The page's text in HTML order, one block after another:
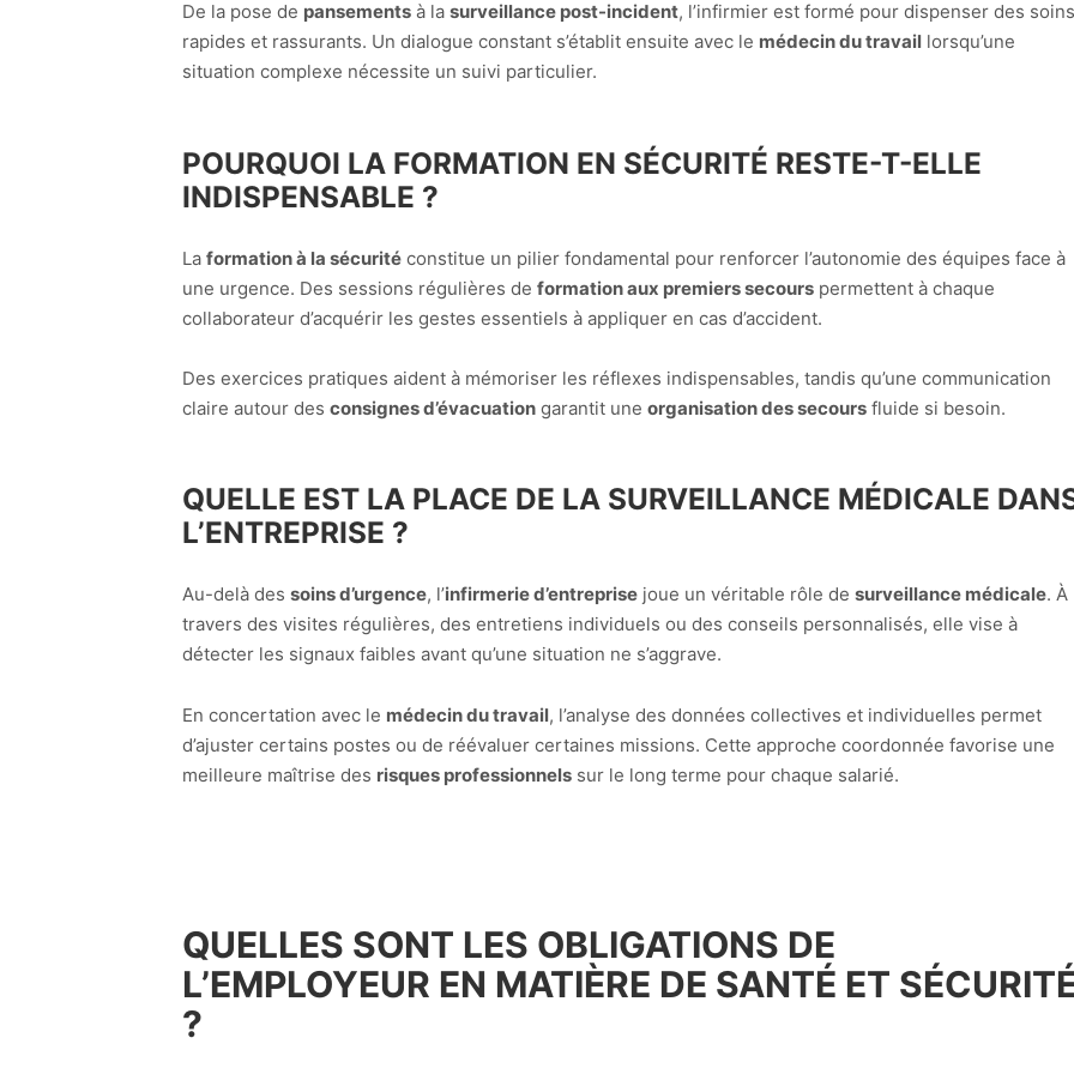
De la pose de pansements à la surveillance post-incident, l’infirmier est formé pour dispenser des soins
rapides et rassurants. Un dialogue constant s’établit ensuite avec le médecin du travail lorsqu’une
situation complexe nécessite un suivi particulier.
POURQUOI LA FORMATION EN SÉCURITÉ RESTE-T-ELLE
INDISPENSABLE ?
La formation à la sécurité constitue un pilier fondamental pour renforcer l’autonomie des équipes face à
une urgence. Des sessions régulières de formation aux premiers secours permettent à chaque
collaborateur d’acquérir les gestes essentiels à appliquer en cas d’accident.
Des exercices pratiques aident à mémoriser les réflexes indispensables, tandis qu’une communication
claire autour des consignes d’évacuation garantit une organisation des secours fluide si besoin.
QUELLE EST LA PLACE DE LA SURVEILLANCE MÉDICALE
L’ENTREPRISE ?
Au-delà des soins d’urgence, l’infirmerie d’entreprise joue un véritable rôle de surveillance médicale. À
travers des visites régulières, des entretiens individuels ou des conseils personnalisés, elle vise à
détecter les signaux faibles avant qu’une situation ne s’aggrave.
En concertation avec le médecin du travail, l’analyse des données collectives et individuelles permet
d’ajuster certains postes ou de réévaluer certaines missions. Cette approche coordonnée favorise une
meilleure maîtrise des risques professionnels sur le long terme pour chaque salarié.
QUELLES SONT LES OBLIGATIONS DE
L’EMPLOYEUR EN MATIÈRE DE SANTÉ ET
?